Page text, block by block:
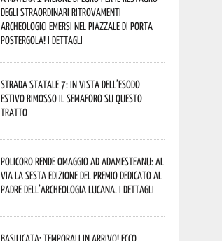
degli straordinari ritrovamenti
archeologici emersi nel piazzale di Porta
Postergola! I dettagli
Strada statale 7: in vista dell’esodo
estivo rimosso il semaforo su questo
tratto
Policoro rende omaggio ad Adamesteanu: al
via la sesta edizione del Premio dedicato al
padre dell’archeologia lucana. I dettagli
Basilicata: temporali in arrivo! Ecco